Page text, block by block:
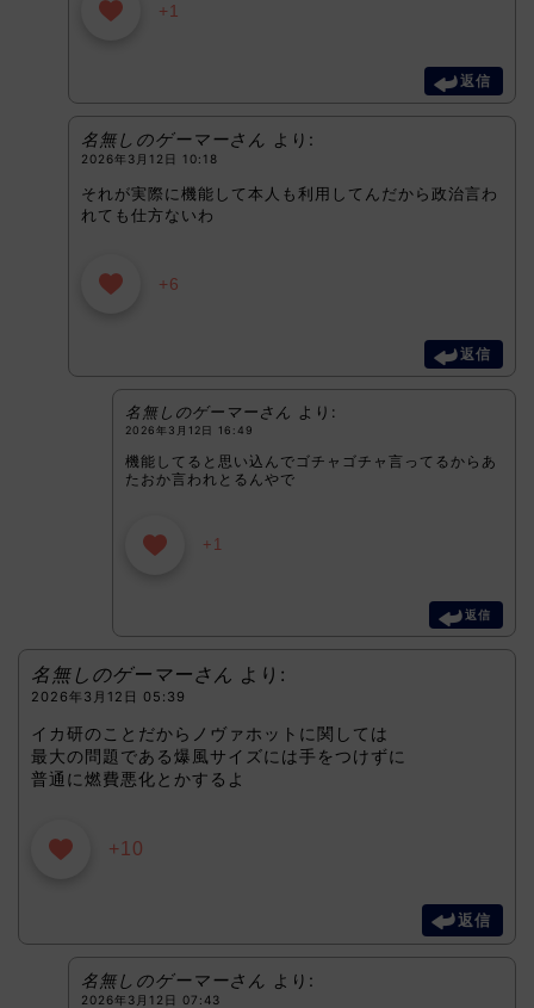
+1
返信
名無しのゲーマーさん より:
2026年3月12日 10:18
それが実際に機能して本人も利用してんだから政治言わ
れても仕方ないわ
+6
返信
名無しのゲーマーさん より:
2026年3月12日 16:49
機能してると思い込んでゴチャゴチャ言ってるからあ
たおか言われとるんやで
+1
返信
名無しのゲーマーさん より:
2026年3月12日 05:39
イカ研のことだからノヴァホットに関しては
最大の問題である爆風サイズには手をつけずに
普通に燃費悪化とかするよ
+10
返信
名無しのゲーマーさん より:
2026年3月12日 07:43